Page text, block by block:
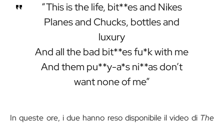
“This is the life, bit**es and Nikes
Planes and Chucks, bottles and
luxury
And all the bad bit**es fu*k with me
And them pu**y-a*s ni**as don’t
want none of me”
In queste ore, i due hanno reso disponibile il video di The